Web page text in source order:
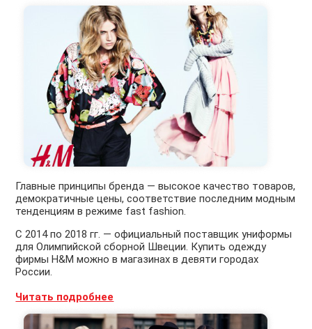
Главные принципы бренда — высокое качество товаров,
демократичные цены, соответствие последним модным
тенденциям в режиме fast fashion.
С 2014 по 2018 гг. — официальный поставщик униформы
для Олимпийской сборной Швеции. Купить одежду
фирмы H&M можно в магазинах в девяти городах
России.
Читать подробнее